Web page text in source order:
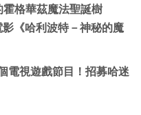
格華茲魔法聖誕樹
《哈利波特－神秘的魔
電視遊戲節目！招募哈迷